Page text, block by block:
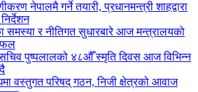
नेपालमै गर्ने तयारी, प्रधानमन्त्री शाहद्वारा
समस्या र नीतिगत सुधारबारे आज मन्त्रालयको
पुष्पलालको ४८औँ स्मृति दिवस आज विभिन्न
वस्तुगत परिषद् गठन, निजी क्षेत्रको आवाज